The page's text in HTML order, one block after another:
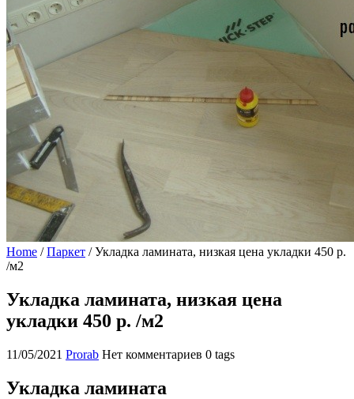
Home /Паркет /Укладка ламината, низкая цена укладки 450 р.
/м2
Укладка ламината, низкая цена
укладки 450 р. /м2
11/05/2021 Prorab Нет комментариев 0 tags
Укладка ламината